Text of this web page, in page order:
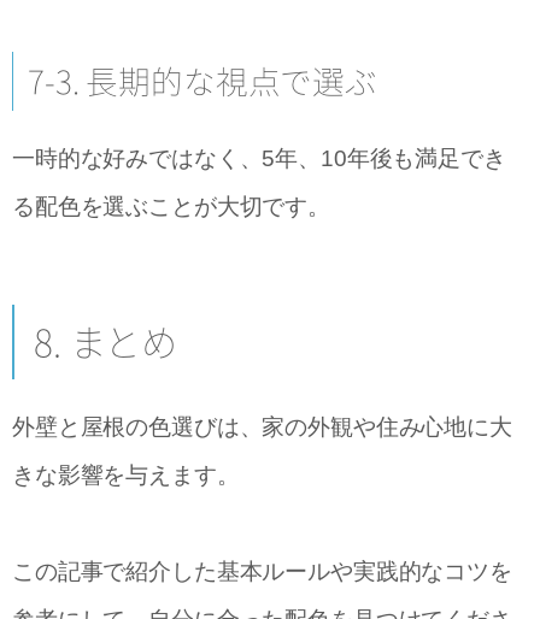
7-3. 長期的な視点で選ぶ
一時的な好みではなく、5年、10年後も満足でき
る配色を選ぶことが大切です。
8. まとめ
外壁と屋根の色選びは、家の外観や住み心地に大
きな影響を与えます。
この記事で紹介した基本ルールや実践的なコツを